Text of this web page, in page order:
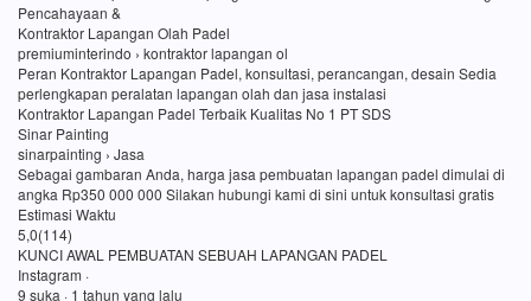
Pencahayaan &
Kontraktor Lapangan Olah Padel
premiuminterindo › kontraktor lapangan ol
Peran Kontraktor Lapangan Padel, konsultasi, perancangan, desain Sedia
perlengkapan peralatan lapangan olah dan jasa instalasi
Kontraktor Lapangan Padel Terbaik Kualitas No 1 PT SDS
Sinar Painting
sinarpainting › Jasa
Sebagai gambaran Anda, harga jasa pembuatan lapangan padel dimulai di
angka Rp350 000 000 Silakan hubungi kami di sini untuk konsultasi gratis
Estimasi Waktu
5,0(114)
KUNCI AWAL PEMBUATAN SEBUAH LAPANGAN PADEL
Instagram ·
9 suka · 1 tahun yang lalu